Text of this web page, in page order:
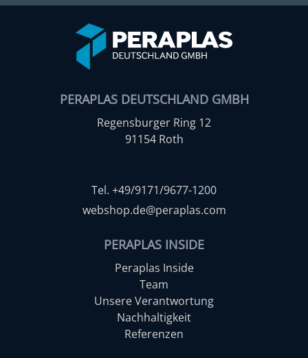
PERAPLAS DEUTSCHLAND GMBH
Regensburger Ring 12
91154 Roth
Tel. +49/9171/9677-1200
webshop.de@peraplas.com
PERAPLAS INSIDE
Peraplas Inside
Team
Unsere Verantwortung
Nachhaltigkeit
Referenzen